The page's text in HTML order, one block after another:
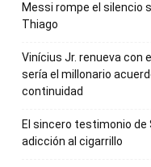
Messi rompe el silencio
Thiago
Vinícius Jr. renueva con
sería el millonario
continuidad
El sincero testimonio
adicción al cigarrillo